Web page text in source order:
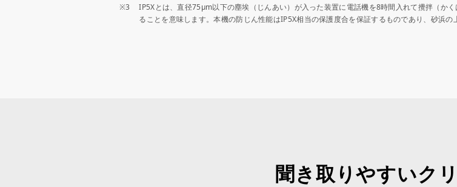
※3
IP5Xとは、直径75µm以下の塵埃（じんあい）が入った装置に電話機を8時間入れて攪拌（か
ることを意味します。本機の防じん性能はIP5X相当の保護度合を保証するものであり、砂浜
聞き取りやすいク